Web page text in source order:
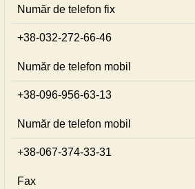
Număr de telefon fix
+38-032-272-66-46
Număr de telefon mobil
+38-096-956-63-13
Număr de telefon mobil
+38-067-374-33-31
Fax